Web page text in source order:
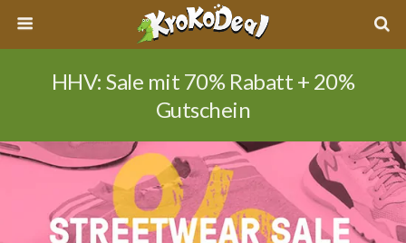
HHV: Sale mit 70% Rabatt + 20%
Gutschein